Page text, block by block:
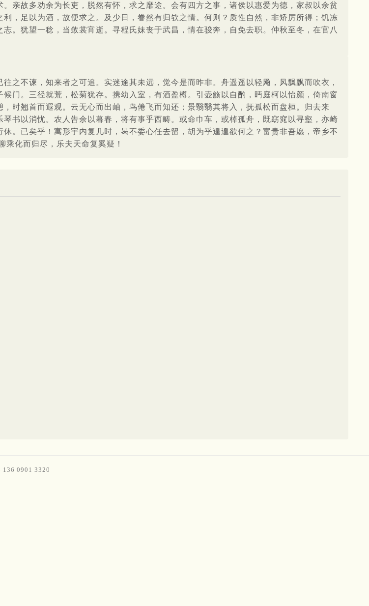
亲故多劝余为长吏，脱然有怀，求之靡途。会有四方之事，诸侯以惠爱为德，家叔以余贫
，足以为酒，故便求之。及少日，眷然有归欤之情。何则？质性自然，非矫厉所得；饥冻
。犹望一稔，当敛裳宵逝。寻程氏妹丧于武昌，情在骏奔，自免去职。仲秋至冬，在官八
之不谏，知来者之可追。实迷途其未远，觉今是而昨非。舟遥遥以轻飏，风飘飘而吹衣，
门。三径就荒，松菊犹存。携幼入室，有酒盈樽。引壶觞以自酌，眄庭柯以怡颜，倚南窗
时翘首而遐观。云无心而出岫，鸟倦飞而知还；景翳翳其将入，抚孤松而盘桓。归去来
书以消忧。农人告余以暮春，将有事乎西畴。或命巾车，或棹孤舟，既窈窕以寻壑，亦崎
。已矣乎！寓形宇内复几时，曷不委心任去留，胡为乎遑遑欲何之？富贵非吾愿，帝乡不
乘化而归尽，乐夫天命复奚疑！
136 0901 3320